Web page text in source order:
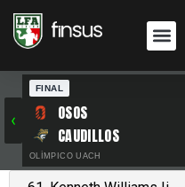
‹
FINAL
OSOS
CAUDILLOS
OLÍMPICO UACH